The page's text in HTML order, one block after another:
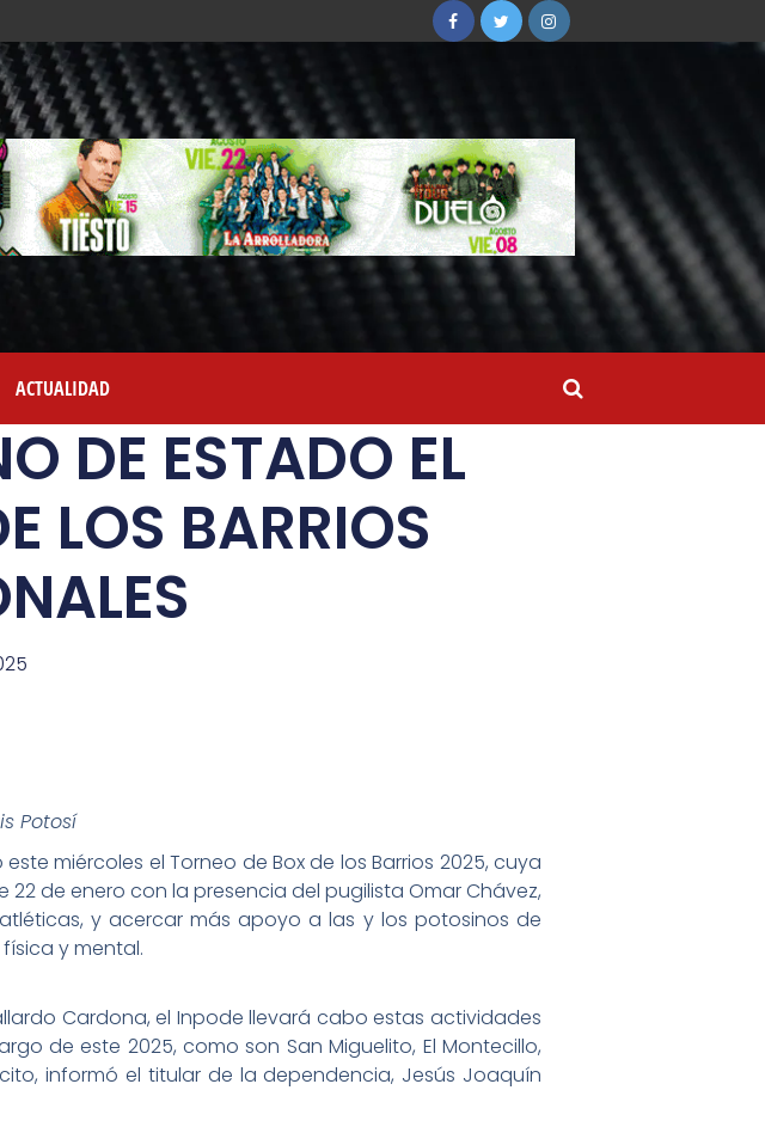
ACTUALIDAD
DE ESTADO EL
LOS BARRIOS
Potosí
miércoles el Torneo de Box de los Barrios 2025, cuya
de enero con la presencia del pugilista Omar Chávez,
y acercar más apoyo a las y los potosinos de
y mental.
Cardona, el Inpode llevará cabo estas actividades
de este 2025, como son San Miguelito, El Montecillo,
informó el titular de la dependencia, Jesús Joaquín